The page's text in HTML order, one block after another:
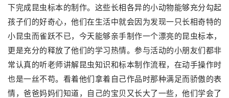
下完成昆虫标本的制作。这些长相各异的小动物能够充分勾起
孩子们的好奇心，他们在生活中就会因为发现一只长相奇特的
小昆虫而雀跃不已，今天能够亲手制作一个漂亮的昆虫标本，
更是充分的释放了他们的学习热情。参与活动的小朋友们都非
常认真的听老师讲解昆虫知识和标本制作流程，在动手操作时
也是一丝不苟。看着他们拿着自己作品时那种满足而骄傲的表
情，爸爸妈妈们知道，自己的宝贝又长大了一些，他们学会了